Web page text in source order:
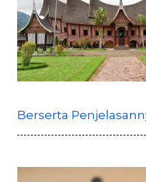
Berserta